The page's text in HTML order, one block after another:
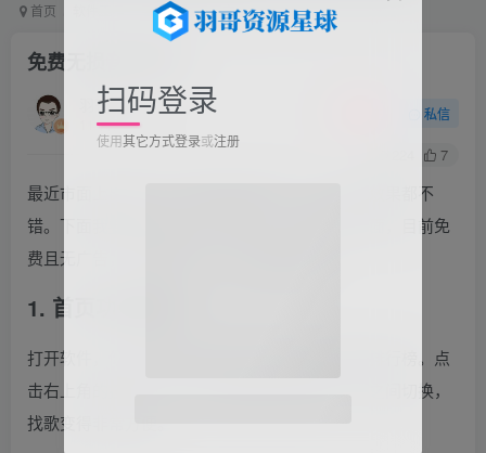
首页 手机软件 正文
免费无损音乐软件
羽哥
11个月前更新
私信
7
最近市面上出现了不少新的音乐软件，各个使用效果都不
错。下面我要推荐的这个音乐软件，功能非常全面，目前免
费且无广告，推荐给大家！一起来看看吧。
1. 首页功能概览
打开软件，你会看到首页展示的是各种热门歌单排行榜。点
击右上角的按钮，你可以在推荐歌单和歌单广场之间切换，
找歌变得非常方便。
扫码登录
使用其它方式登录或注册